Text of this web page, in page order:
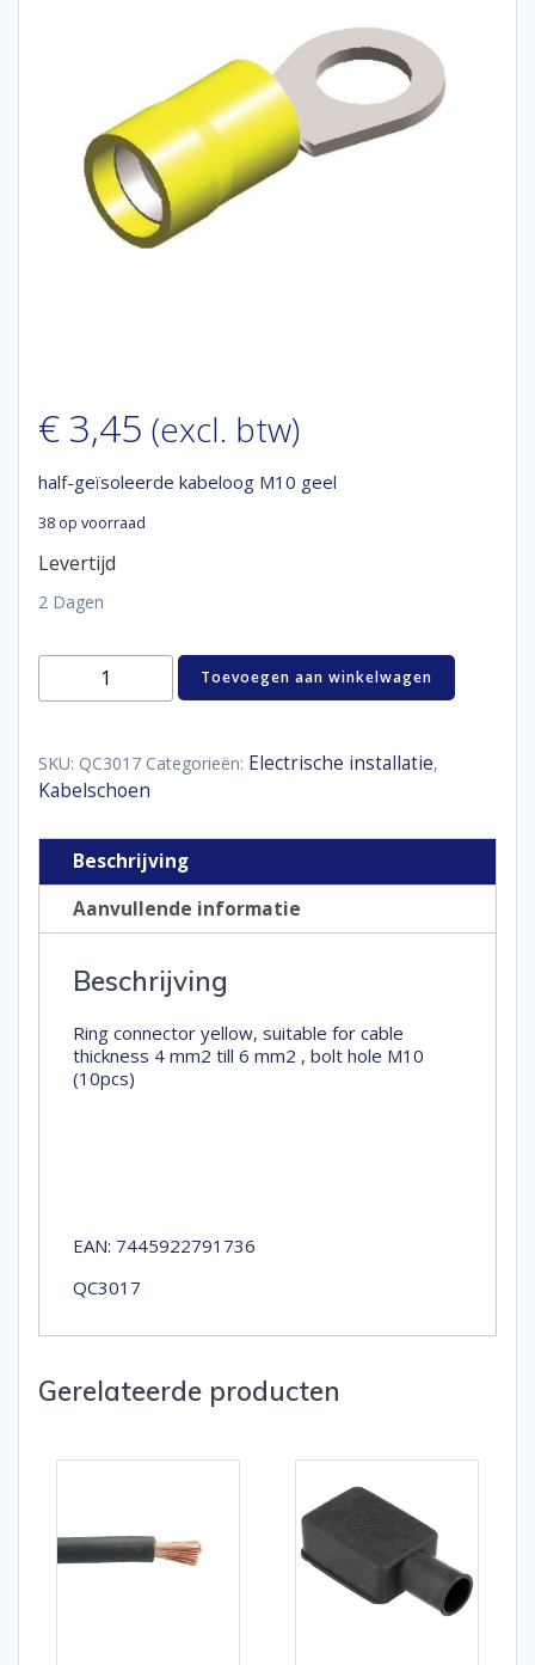
€ 3,45 (excl. btw)
half-geïsoleerde kabeloog M10 geel
38 op voorraad
Levertijd
2 Dagen
half-
geïsoleerde
geel
aantal
Toevoegen aan winkelwagen
SKU: QC3017 Categorieën: Electrische installatie,
Kabelschoen
Beschrijving
Aanvullende informatie
Beschrijving
Ring connector yellow, suitable for cable
thickness 4 mm2 till 6 mm2 , bolt hole M10
(10pcs)
EAN: 7445922791736
QC3017
Gerelateerde producten